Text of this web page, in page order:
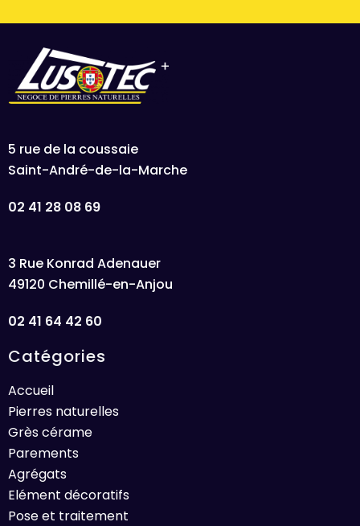
5 rue de la coussaie
Saint-André-de-la-Marche
02 41 28 08 69
3 Rue Konrad Adenauer
49120 Chemillé-en-Anjou
02 41 64 42 60
Catégories
Accueil
Pierres naturelles
Grès cérame
Parements
Agrégats
Elément décoratifs
Pose et traitement